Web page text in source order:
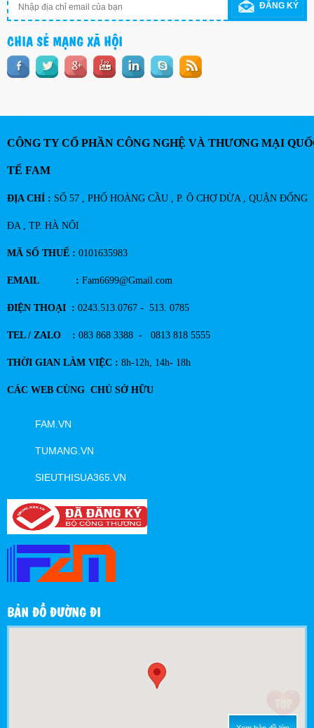
ĐĂNG KÝ
CHIA SẺ MẠNG XÃ HỘI
CÔNG TY CỔ PHẦN CÔNG NGHỆ VÀ THƯƠNG MẠI
TẾ FAM
ĐỊA CHỈ : SỐ 57 , PHỐ HOÀNG CẦU , P. Ô CHỢ DỪA , QUẬN ĐỐNG
ĐA , TP. HÀ NÔI
MÃ SỐ THUẾ : 0101635983
EMAIL : Fam6699@Gmail.com
ĐIỆN THOẠI : 0243.513.0767 - 513. 0785
TEL / ZALO : 083 868 3388 - 0813 818 5555
THỜI GIAN LÀM VIỆC : 8h-12h, 14h- 18h
CÁC WEB CÙNG CHỦ SỞ HỮU
FAM.VN
TUMANG.VN
SIEUTHISUA365.VN
BẢN ĐỒ ĐƯỜNG ĐI